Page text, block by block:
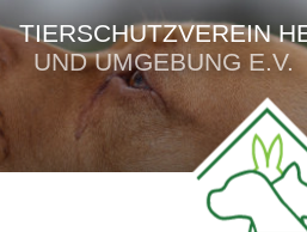
TIERSCHUTZVEREIN
UND UMGEBUNG E.V.